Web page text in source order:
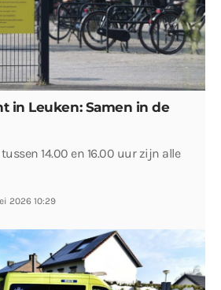
in Leuken: Samen in de
14.00 en 16.00 uur zijn alle
2026 10:29